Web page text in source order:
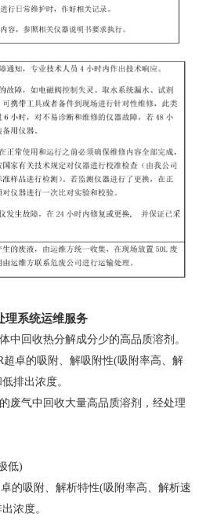
理系统运维服务
中回收热分解成分少的高品质溶剂。
卓的吸附、解吸附性(吸附率高、解
排出浓度。
废气中回收大量高品质溶剂，经处理
低)
的吸附、解析特性(吸附率高、解析速
浓度。